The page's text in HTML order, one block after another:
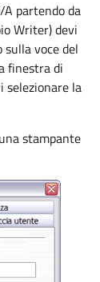
partendo da
Writer) devi
voce del
finestra di
selezionare la
stampante